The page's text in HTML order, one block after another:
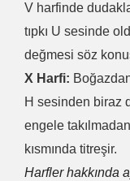
V harfinde
tıpkı U sesinde
değmesi söz
X Harfi:
H sesinden biraz
engele
kısmında titreşir.
Harfler hakkında